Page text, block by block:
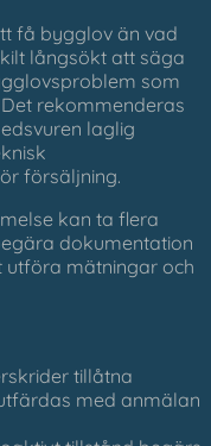
få bygglov än vad
långsökt att säga
som
rekommenderas
laglig
försäljning.
kan ta flera
dokumentation
mätningar och
tillåtna
med anmälan